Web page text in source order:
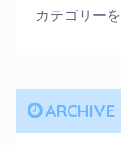
ARCHIVE